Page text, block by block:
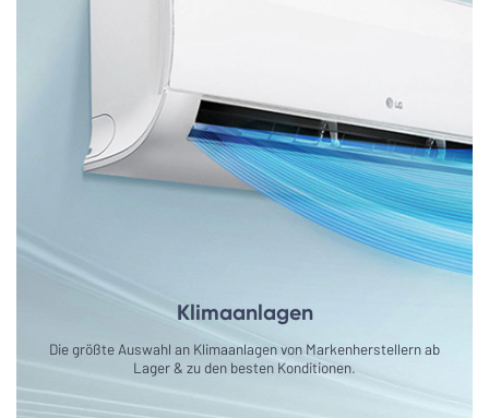
Klimaanlagen
Die größte Auswahl an Klimaanlagen von Markenherstellern ab
Lager & zu den besten Konditionen.